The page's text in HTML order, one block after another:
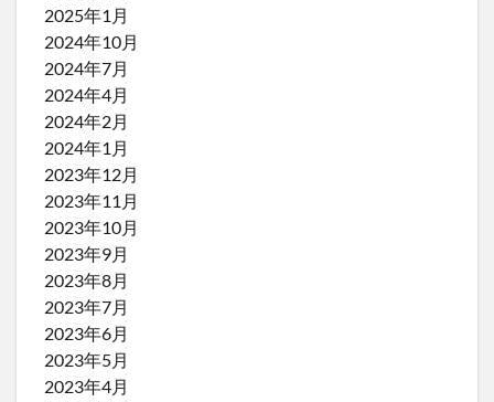
2025年1月
2024年10月
2024年7月
2024年4月
2024年2月
2024年1月
2023年12月
2023年11月
2023年10月
2023年9月
2023年8月
2023年7月
2023年6月
2023年5月
2023年4月